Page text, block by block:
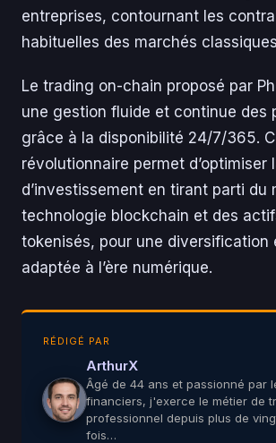
entreprises, contournant les
habituelles des marchés
Le trading on-chain proposé par
une gestion fluide et continue des
grâce à la disponibilité 24/7/365.
révolutionnaire permet d’optimiser
d’investissement en tirant parti du
technologie blockchain et des
tokenisés, pour une diversification
adaptée à l’ère numérique.
RÉDIGÉ PAR
ArthurX
Âgé de 44 ans et passionné par
financiers, j'exerce le métier de
professionnel depuis plus de
fois…